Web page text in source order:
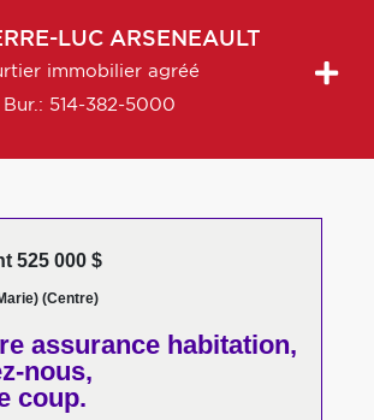
LUC ARSENEAULT
immobilier agréé
Bur.: 514-382-5000
525 000 $
(Centre)
assurance habitation,
nous,
coup.